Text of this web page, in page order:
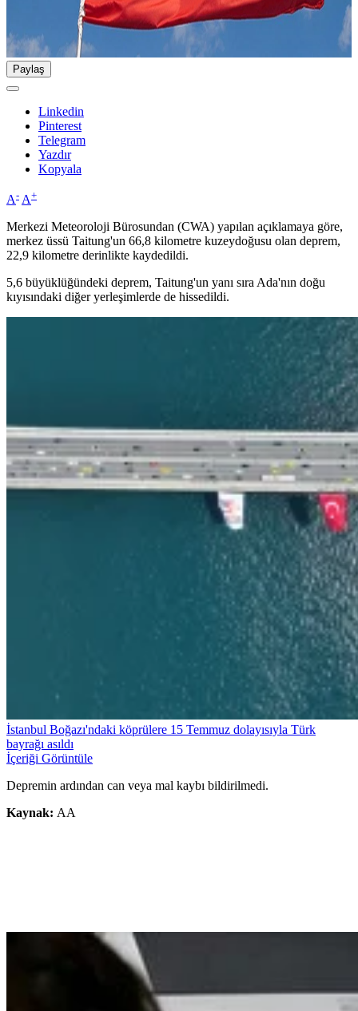
Paylaş
Linkedin
Pinterest
Telegram
Yazdır
Kopyala
A- A+
Merkezi Meteoroloji Bürosundan (CWA) yapılan açıklamaya göre,
merkez üssü Taitung'un 66,8 kilometre kuzeydoğusu olan deprem,
22,9 kilometre derinlikte kaydedildi.
5,6 büyüklüğündeki deprem, Taitung'un yanı sıra Ada'nın doğu
kıyısındaki diğer yerleşimlerde de hissedildi.
İstanbul Boğazı'ndaki köprülere 15 Temmuz dolayısıyla Türk
bayrağı asıldı
İçeriği Görüntüle
Depremin ardından can veya mal kaybı bildirilmedi.
Kaynak: AA